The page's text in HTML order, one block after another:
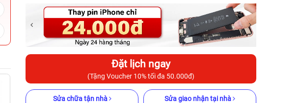
-4.400.000đ -7.700.000đ -2.700.000đ
Đặt lịch ngay
(Tặng Voucher 10% tối đa 50.000đ)
Sửa chữa tận nhà Sửa giao nhận tại nhà